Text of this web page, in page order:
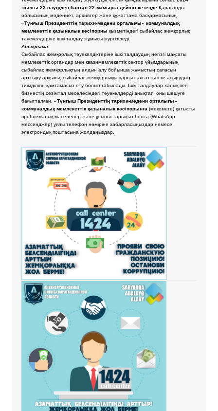
жылғы 23 сәуірден бастап 22 мамырға дейінгі кезеңде Қарағанды
облысының мәдениет, архивтер және құжаттама басқармасының
«Тұнғыш Президенттің тарихи-мәдени орталығы» коммуналдық
мемлекеттік қазыналық кәсіпорны қызметіндегі сыбайлас жемқорлық
тәуекелдеріне ішкі талдау жұмысы жүргізіледі.
Анықтама:
Сыбайлас жемқорлық тәуекелдіктеріне ішкі талдаудың негізгі мақсаты
мемлекеттік органдар мен квазимемлекеттік сектор ұйымдарының
сыбайлас жемқорлықтың алдын алу бойынша жұмыстың сапасын
арттыру арқылы, сыбайлас жемқорлыққа қарсы саясатты іске асырудың
тиімділігін қамтамасыз ету болып табылады. Ішкі талдаулар халық пен
бизнестің сезімтал меселесіндегі тәуекелдерді анықтап, оны шешуге
бағытталған. «Тұнғыш Президенттің тарихи-мәдени орталығы»
коммуналдық мемлекеттік қазыналық кәсіпорынға (мекемеге) қатысты
проблемалық мәселелер және ұсыныстарыңыз болса (WhatsApp
мессенджер) ұялы телефон нөміріне хабарласыңыздар немесе
электрондық поштасына жолдаңыздар.